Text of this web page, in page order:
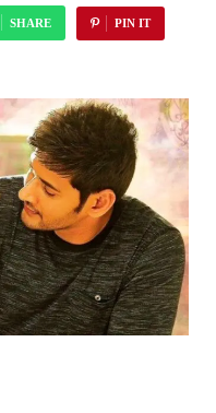
SHARE PIN IT